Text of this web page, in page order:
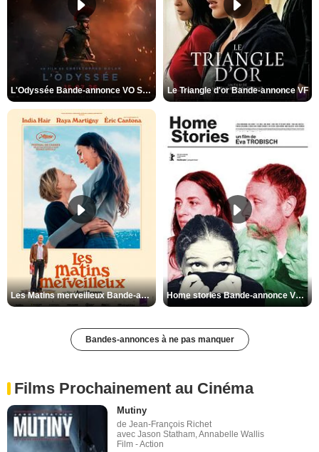
L'Odyssée Bande-annonce VO STFR Le Triangle d'or Bande-annonce VF
Les Matins merveilleux Bande-annonce VF Home stories Bande-annonce VO STFR
Bandes-annonces à ne pas manquer
Films Prochainement au Cinéma
Mutiny
de Jean-François Richet
avec Jason Statham, Annabelle Wallis
Film - Action